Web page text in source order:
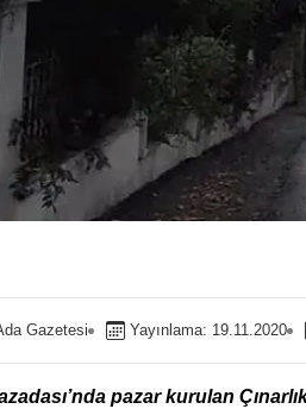
Gazetesi Yayınlama: 19.11.2020
pazar kurulan